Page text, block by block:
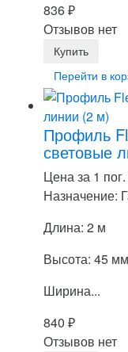
836₽
Отзывов нет
Перейти в
Профиль
световые
Цена за 1
Назначение:
Длина: 2 м
Высота: 45 мм
Ширина...
840 ₽
Отзывов нет